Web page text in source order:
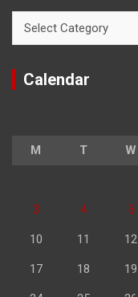
Calendar
M T W
3 4 5
10 11 12
17 18 19